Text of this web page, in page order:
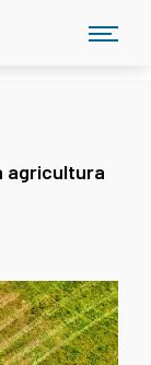
agricultura